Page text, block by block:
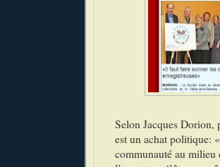
Selon Jacques Dorion,
est un achat politique:
communauté au milieu